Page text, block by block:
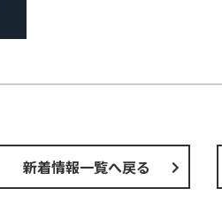
新着情報一覧へ戻る